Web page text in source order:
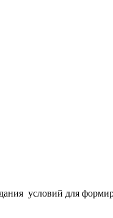
условий для